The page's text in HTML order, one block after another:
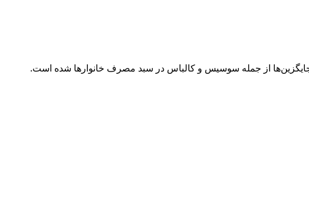
از جمله سوسیس و کالباس در سبد مصرف خانوارها شده است.